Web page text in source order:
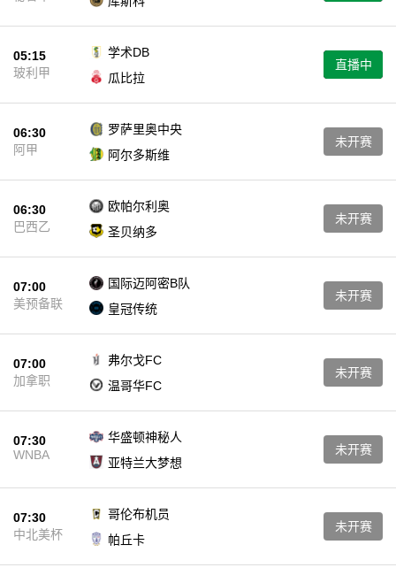
05:15
玻利甲
学术DB
瓜比拉
直播中
06:30
阿甲
罗萨里奥中央
阿尔多斯维
未开赛
06:30
巴西乙
欧帕尔利奥
圣贝纳多
未开赛
07:00
美预备联
国际迈阿密B队
皇冠传统
未开赛
07:00
加拿职
弗尔戈FC
温哥华FC
未开赛
07:30
WNBA
华盛顿神秘人
亚特兰大梦想
未开赛
07:30
中北美杯
哥伦布机员
帕丘卡
未开赛